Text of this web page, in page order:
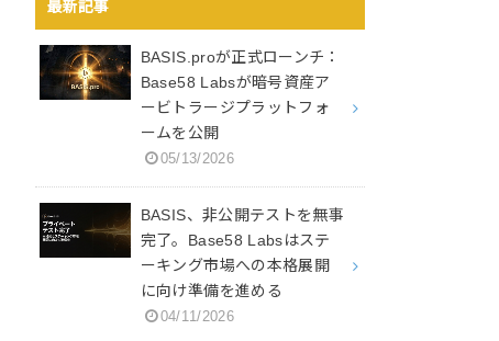
最新記事
BASIS.proが正式ローンチ：
Base58 Labsが暗号資産ア
ービトラージプラットフォ
ームを公開
05/13/2026
BASIS、非公開テストを無事
完了。Base58 Labsはステ
ーキング市場への本格展開
に向け準備を進める
04/11/2026